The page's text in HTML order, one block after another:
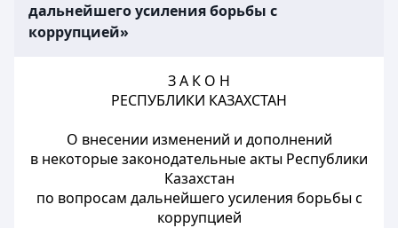
дальнейшего усиления борьбы с
коррупцией»
З А К О Н
РЕСПУБЛИКИ КАЗАХСТАН
О внесении изменений и дополнений
в некоторые законодательные акты Республики
Казахстан
по вопросам дальнейшего усиления борьбы с
коррупцией